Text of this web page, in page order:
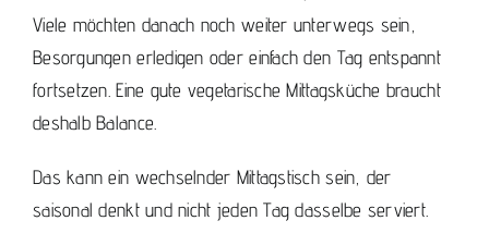
Viele möchten danach noch weiter unterwegs sein,
Besorgungen erledigen oder einfach den Tag entspannt
fortsetzen. Eine gute vegetarische Mittagsküche braucht
deshalb Balance.
Das kann ein wechselnder Mittagstisch sein, der
saisonal denkt und nicht jeden Tag dasselbe serviert.